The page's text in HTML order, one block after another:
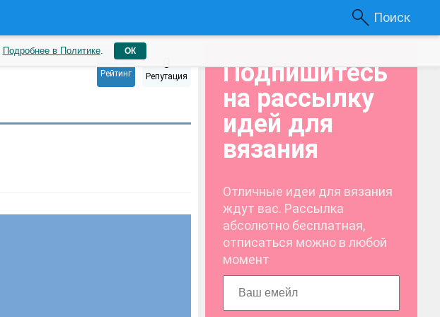
Поиск
0
Рейтинг
0
Репутация
Подпишитесь
на рассылку
идей для
вязания
Отличные идеи для вязания
ждут вас. Рассылка
абсолютно бесплатная,
отписаться можно в любой
момент
Подробнее в Политике. ОК